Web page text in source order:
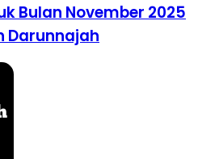
Bulan November 2025
Darunnajah